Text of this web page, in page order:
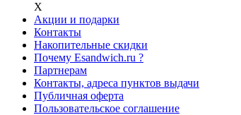
Х
Акции и подарки
Контакты
Накопительные скидки
Почему Esandwich.ru ?
Партнерам
Контакты, адреса пунктов выдачи
Публичная оферта
Пользовательское соглашение